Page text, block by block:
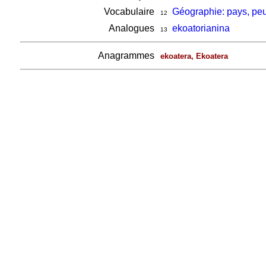
Vocabulaire 12
Géographie: pays,
Analogues
13 ekoatorianina
Anagrammes ekoatera, Ekoatera